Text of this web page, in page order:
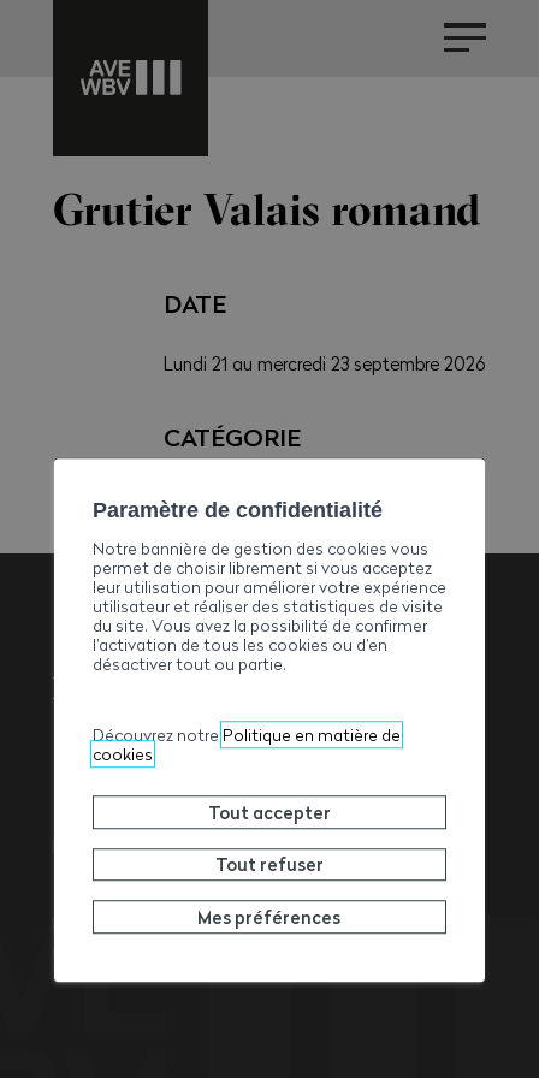
Grutier Valais romand
DATE
Lundi 21 au mercredi 23 septembre 2026
CATÉGORIE
Agenda formations, Formation
Association
Valaisanne des
Entrepreneurs
Rue de l’Avenir 11
Tél. +41 27 327 32 32
Fax +41 27 327 32 82
Paramètre de confidentialité
Notre bannière de gestion des cookies vous
permet de choisir librement si vous acceptez
leur utilisation pour améliorer votre expérience
utilisateur et réaliser des statistiques de visite
du site. Vous avez la possibilité de confirmer
l’activation de tous les cookies ou d’en
désactiver tout ou partie.
Découvrez notre Politique en matière de
cookies
Tout accepter
Tout refuser
Mes préférences